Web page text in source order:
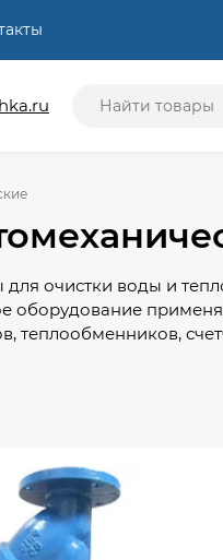
очистки воды и
теплообменников,
очистку
учитывать диаметр
Правильно